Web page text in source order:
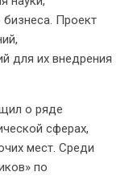
бизнеса. Проект
для их внедрения
о ряде
сферах,
мест. Среди
по